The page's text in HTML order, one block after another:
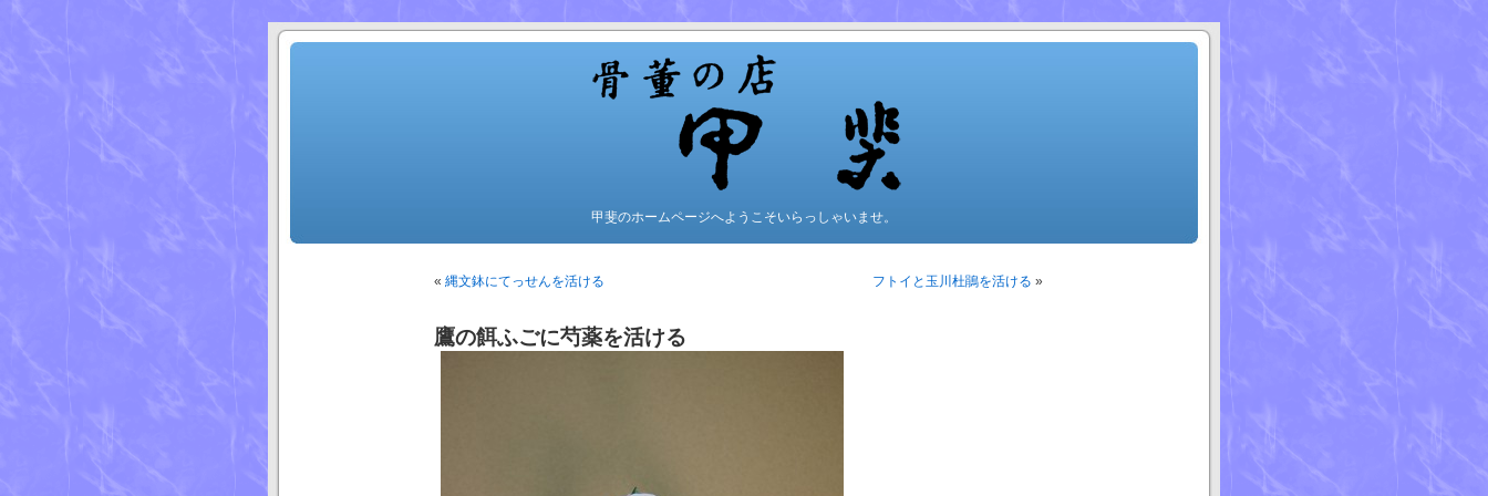
甲斐のホームページへようこそいらっしゃいませ。
« 縄文鉢にてっせんを活ける フトイと玉川杜鵑を活ける »
鷹の餌ふごに芍薬を活ける